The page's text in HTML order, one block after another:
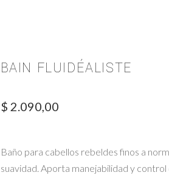
BAIN FLUIDÉALISTE
$ 2.090,00
Baño para cabellos rebeldes finos a
suavidad. Aporta manejabilidad y control